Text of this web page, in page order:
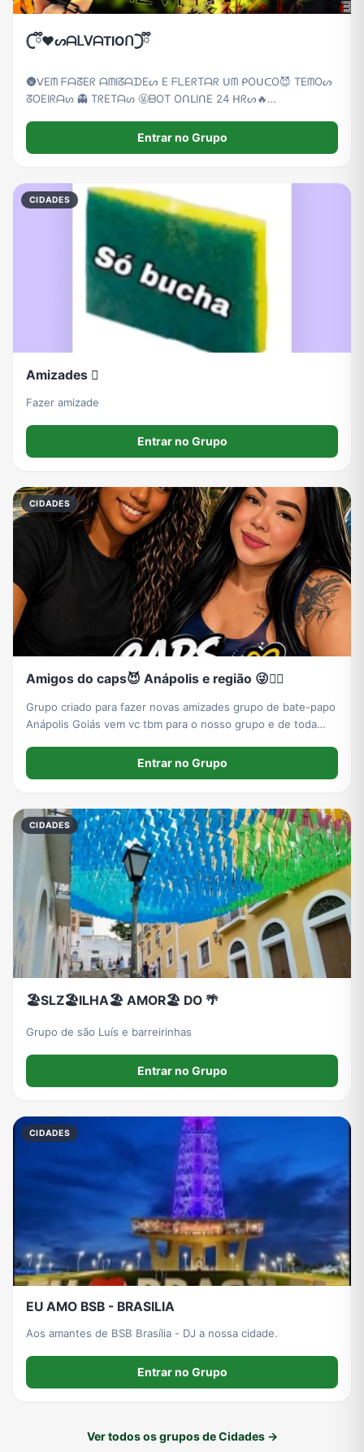
𓊆ྀི❤︎ᔕᗩᒪᐯᗩTIOᑎ𓊇ྀི
🌚ᐯ͏E͏ᗰ ͏ᖴ͏ᗩ͏ᘔ͏E͏ᖇ ͏ᗩ͏ᗰ͏I͏ᘔ͏ᗩ͏ᗪ͏E͏ᔕ ͏E ͏ᖴ͏ᒪ͏E͏ᖇ͏T͏ᗩ͏ᖇ ͏ᑌ͏ᗰ ͏ᑭ͏O͏ᑌ͏ᑕ͏O😈 ͏T͏E͏ᗰ͏O͏ᔕ
͏ᘔ͏O͏E͏I͏ᖇ͏ᗩ͏ᔕ ͏👻 T͏ᖇ͏E͏T͏ᗩ͏ᔕ 🤬ᗷ͏O͏T ͏O͏ᑎ͏ᒪ͏I͏ᑎ͏E 24 ͏ᕼ͏ᖇ͏ᔕ🔥
Entrar no Grupo
CIDADES
Amizades 🫯
Fazer amizade
Entrar no Grupo
CIDADES
Amigos do caps😈 Anápolis e região 😜❤️‍🔥
Grupo criado para fazer novas amizades grupo de bate-papo
Anápolis Goiás vem vc tbm para o nosso grupo e de toda
Entrar no Grupo
CIDADES
🏖️SLZ🏖️ILHA🏖️ AMOR🏖️ DO 🌴
Grupo de são Luís e barreirinhas
Entrar no Grupo
CIDADES
EU AMO BSB - BRASILIA
Aos amantes de BSB Brasília - DJ a nossa cidade.
Entrar no Grupo
Ver todos os grupos de Cidades →